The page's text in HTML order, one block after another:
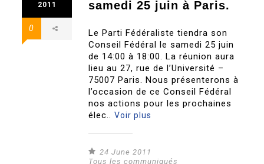
2011
0
samedi 25 juin à Paris.
Le Parti Fédéraliste tiendra son
Conseil Fédéral le samedi 25 juin
de 14:00 à 18:00. La réunion aura
lieu au 27, rue de l’Université –
75007 Paris. Nous présenterons à
l’occasion de ce Conseil Fédéral
nos actions pour les prochaines
élec..Voir plus
24 June 2011
Tous les communiqués